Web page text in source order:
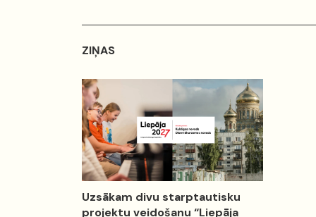
ZIŅAS
Uzsākam divu starptautisku
projektu veidošanu “Liepāja